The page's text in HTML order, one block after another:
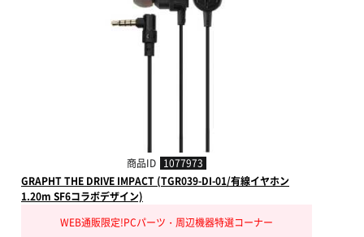
商品ID 1077973
GRAPHT THE DRIVE IMPACT (TGR039-DI-01/有線イヤホン
1.20m SF6コラボデザイン)
WEB通販限定!PCパーツ・周辺機器特選コーナー